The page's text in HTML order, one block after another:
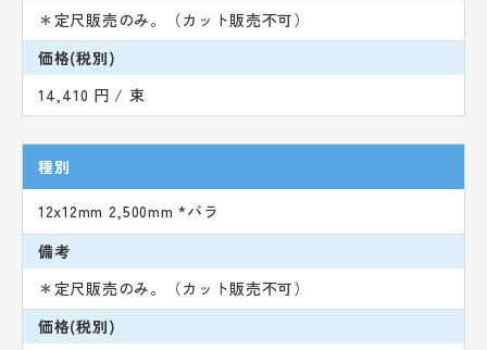
＊定尺販売のみ。（カット販売不可）
価格(税別)
14,410 円 / 束
種別
12x12mm 2,500mm *バラ
備考
＊定尺販売のみ。（カット販売不可）
価格(税別)